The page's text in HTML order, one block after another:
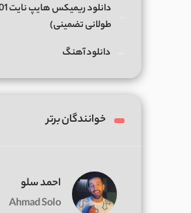
طولانی تضمینی)
دانلود آهنگ
خوانندگان برتر
احمد سلو
Ahmad Solo